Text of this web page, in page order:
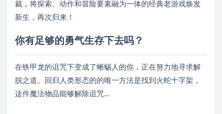
裁，将探索、动作和冒险要素融为一体的经典老游戏焕发
新生，再次归来！
你有足够的勇气生存下去吗？
在铁甲龙的诅咒下变成了蜥蜴人的你，正在努力地寻求解
脱之道。回归人类形态的的唯一方法是找到火蛇十字架，
这件魔法物品能够解除诅咒…